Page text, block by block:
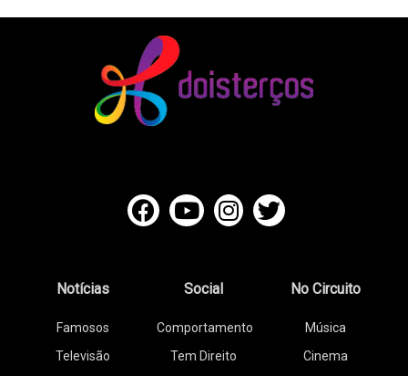
Notícias
Famosos
Televisão
Social
Comportamento
Tem Direito
No Circuito
Música
Cinema